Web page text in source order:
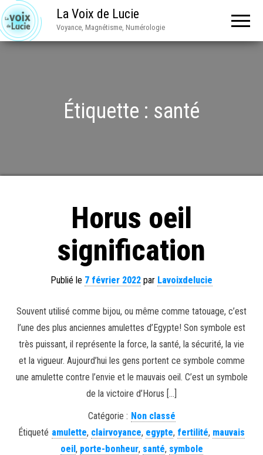
La Voix de Lucie
Voyance, Magnétisme, Numérologie
Étiquette : santé
Horus oeil
signification
Publié le 7 février 2022 par Lavoixdelucie
Souvent utilisé comme bijou, ou même comme tatouage, c’est
l’une des plus anciennes amulettes d’Egypte! Son symbole est
très puissant, il représente la force, la santé, la sécurité, la vie
et la vigueur. Aujourd’hui les gens portent ce symbole comme
une amulette contre l’envie et le mauvais oeil. C’est un symbole
de la victoire d’Horus […]
Catégorie : Non classé
Étiqueté amulette, clairvoyance, egypte, fertilité, mauvais
oeil, porte-bonheur, santé, symbole